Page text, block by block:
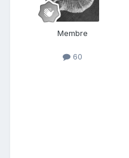
Membre
60